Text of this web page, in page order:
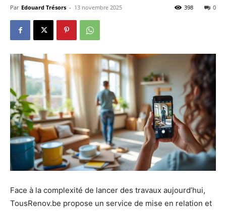
Par Edouard Trésors - 13 novembre 2025 0
398
Face à la complexité de lancer des travaux aujourd’hui,
TousRenov.be propose un service de mise en relation et